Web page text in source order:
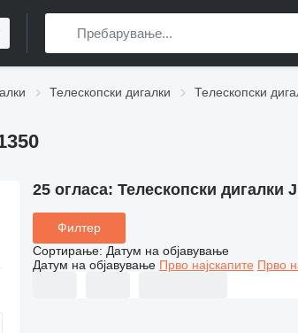
Телескопски дигалки Телескопски
25 огласа: Телескопски дигалки
Филтер
Сортирање: Датум на објавување
Датум на објавување Прво најскапите Прво